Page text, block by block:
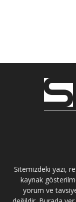
Sitemizdeki yazı,
kaynak
yorum ve